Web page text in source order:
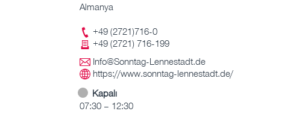
Almanya
+49 (2721)716-0
+49 (2721) 716-199
Info@Sonntag-Lennestadt.de
https://www.sonntag-lennestadt.de/
Kapalı
07:30 – 12:30